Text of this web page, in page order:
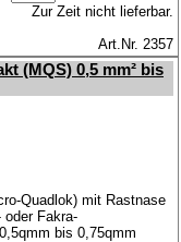
Zur Zeit nicht lieferbar.
Art.Nr. 2357
(MQS) 0,5 mm² bis
Quadlok) mit Rastnase
oder Fakra-
bis 0,75qmm